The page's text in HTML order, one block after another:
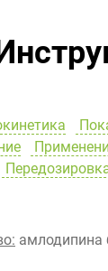
амлодипина